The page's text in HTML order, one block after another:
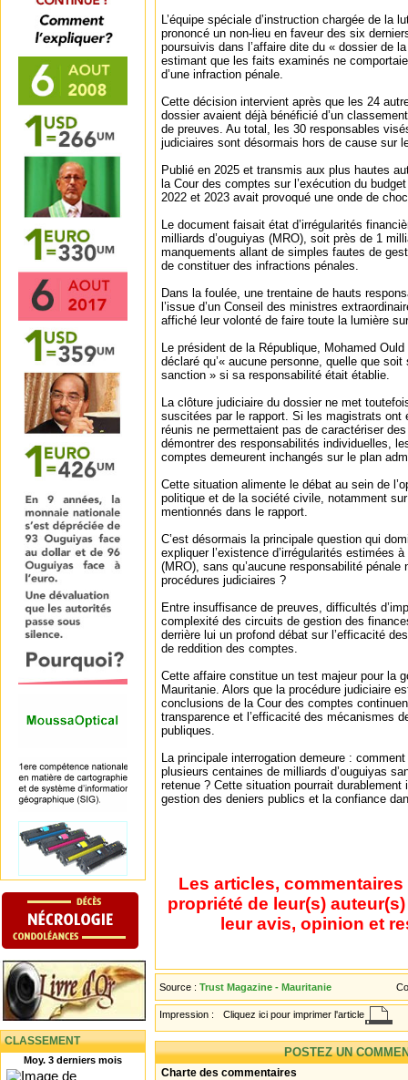
CLASSEMENT
Moy. 3 derniers mois
L’équipe spéciale d’instruction chargée de la
prononcé un non-lieu en faveur des six
poursuivis dans l’affaire dite du « dossier de
estimant que les faits examinés ne
d’une infraction pénale.
Cette décision intervient après que les 24
dossier avaient déjà bénéficié d’un
de preuves. Au total, les 30 responsables
judiciaires sont désormais hors de cause sur
Publié en 2025 et transmis aux plus hautes
la Cour des comptes sur l’exécution du
2022 et 2023 avait provoqué une onde de
Le document faisait état d’irrégularités
milliards d’ouguiyas (MRO), soit près de 1
manquements allant de simples fautes de
de constituer des infractions pénales.
Dans la foulée, une trentaine de hauts
l’issue d’un Conseil des ministres
affiché leur volonté de faire toute la lumière
Le président de la République, Mohamed
déclaré qu’« aucune personne, quelle que
sanction » si sa responsabilité était établie.
La clôture judiciaire du dossier ne met
suscitées par le rapport. Si les magistrats ont
réunis ne permettaient pas de caractériser
démontrer des responsabilités individuelles,
comptes demeurent inchangés sur le plan
Cette situation alimente le débat au sein de
politique et de la société civile, notamment
mentionnés dans le rapport.
C’est désormais la principale question qui
expliquer l’existence d’irrégularités estimées
(MRO), sans qu’aucune responsabilité pénale
procédures judiciaires ?
Entre insuffisance de preuves, difficultés
complexité des circuits de gestion des
derrière lui un profond débat sur l’efficacité
de reddition des comptes.
Cette affaire constitue un test majeur pour la
Mauritanie. Alors que la procédure judiciaire
conclusions de la Cour des comptes
transparence et l’efficacité des mécanismes
publiques.
La principale interrogation demeure :
plusieurs centaines de milliards d’ouguiyas
retenue ? Cette situation pourrait durablement
gestion des deniers publics et la confiance
Les articles,
propriété de leur(s)
leur avis, opinion et
Source : Trust Magazine - Mauritanie
Impression : Cliquez ici pour imprimer l'article
POSTEZ UN
Charte des commentaires